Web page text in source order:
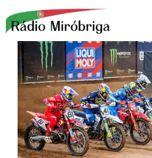
para
conteúdo